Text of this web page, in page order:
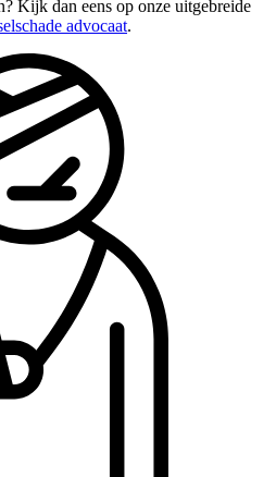
Kijk dan eens op onze uitgebreide
advocaat.